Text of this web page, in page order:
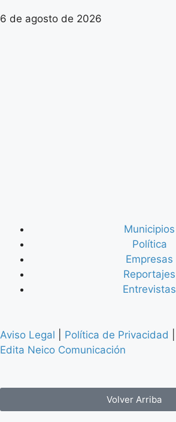
6 de agosto de 2026
Municipios
Política
Empresas
Reportajes
Entrevistas
Aviso Legal Política de Privacidad
Edita Neico Comunicación
Volver Arriba